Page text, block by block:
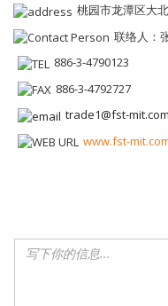
桃园市龙潭区大
联络人：
886-3-4790123
886-3-4792727
trade1@fst-
www.fst-